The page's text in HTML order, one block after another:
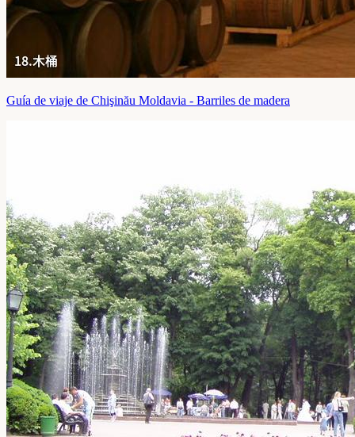
Guía de viaje de Chişinău Moldavia - Barriles de madera